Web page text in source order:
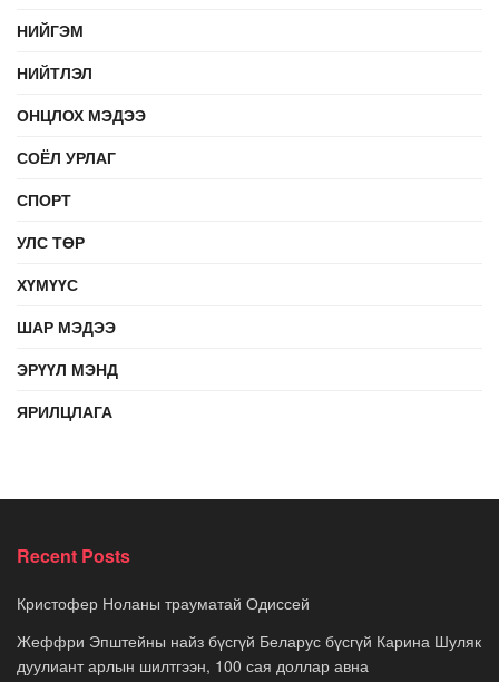
НИЙГЭМ
НИЙТЛЭЛ
ОНЦЛОХ МЭДЭЭ
СОЁЛ УРЛАГ
СПОРТ
УЛС ТӨР
ХҮМҮҮС
ШАР МЭДЭЭ
ЭРҮҮЛ МЭНД
ЯРИЛЦЛАГА
Recent Posts
Кристофер Ноланы трауматай Одиссей
Жеффри Эпштейны найз бүсгүй Беларус бүсгүй Карина Шуляк
дуулиант арлын шилтгээн, 100 сая доллар авна